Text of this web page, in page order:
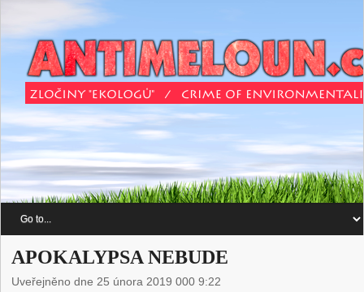
APOKALYPSA NEBUDE
Uveřejněno dne 25 února 2019 000 9:22